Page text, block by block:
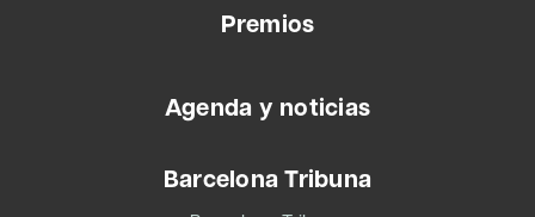
Premios
Agenda y noticias
Barcelona Tribuna